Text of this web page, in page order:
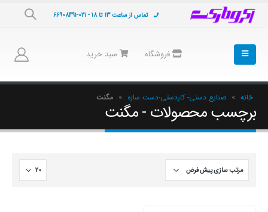
تماس از ساعت 13 تا 18 - 021-66908491
فروشگاه سبد خرید
خانه » صنایع دستی- کاردستی-دست سازه » مگنت
برچسب محصولات - مگنت